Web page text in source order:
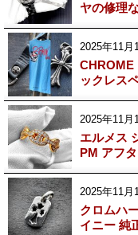
ヤの修理
2025年11月
CHROME
ックレス
2025年11月
エルメス
PM アフ
2025年11月
クロムハ
イニー 純